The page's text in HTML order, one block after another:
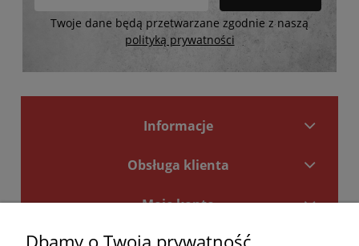
Twoje dane będą przetwarzane zgodnie z naszą
polityką prywatności
Informacje
Obsługa klienta
Moje konto